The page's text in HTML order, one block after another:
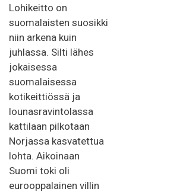
Lohikeitto on
suomalaisten suosikki
niin arkena kuin
juhlassa. Silti lähes
jokaisessa
suomalaisessa
kotikeittiössä ja
lounasravintolassa
kattilaan pilkotaan
Norjassa kasvatettua
lohta. Aikoinaan
Suomi toki oli
eurooppalainen villin